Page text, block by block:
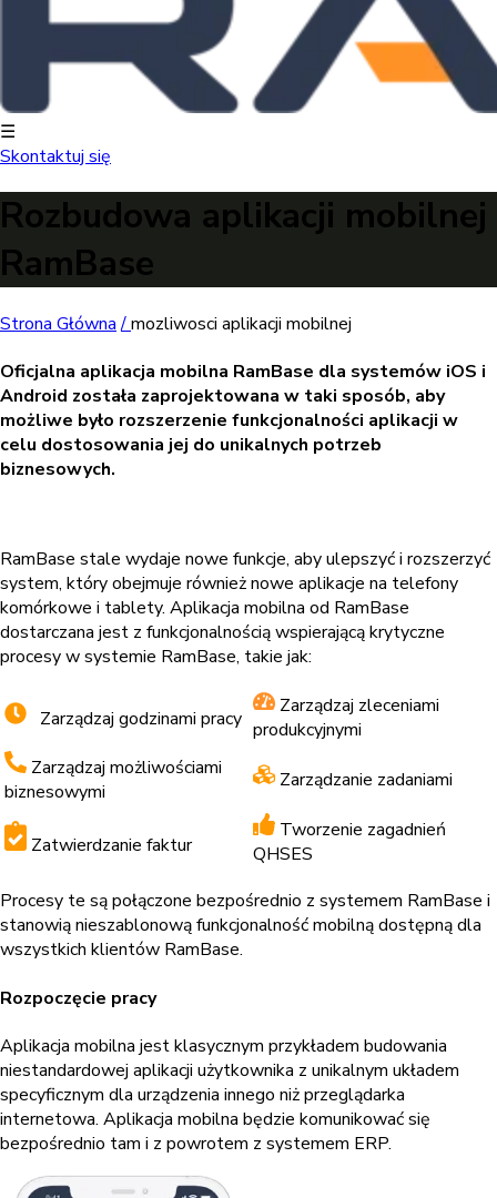
☰
Skontaktuj się
Rozbudowa aplikacji mobilnej
RamBase
Strona Główna /mozliwosci aplikacji mobilnej
Oficjalna aplikacja mobilna RamBase dla systemów iOS i
Android została zaprojektowana w taki sposób, aby
możliwe było rozszerzenie funkcjonalności aplikacji w
celu dostosowania jej do unikalnych potrzeb
biznesowych.
RamBase stale wydaje nowe funkcje, aby ulepszyć i rozszerzyć
system, który obejmuje również nowe aplikacje na telefony
komórkowe i tablety. Aplikacja mobilna od RamBase
dostarczana jest z funkcjonalnością wspierającą krytyczne
procesy w systemie RamBase, takie jak:
Zarządzaj godzinami pracy
Zarządzaj zleceniami
produkcyjnymi
Zarządzaj możliwościami
biznesowymi
Zarządzanie zadaniami
Zatwierdzanie faktur
Tworzenie zagadnień
QHSES
Procesy te są połączone bezpośrednio z systemem RamBase i
stanowią nieszablonową funkcjonalność mobilną dostępną dla
wszystkich klientów RamBase.
Rozpoczęcie pracy
Aplikacja mobilna jest klasycznym przykładem budowania
niestandardowej aplikacji użytkownika z unikalnym układem
specyficznym dla urządzenia innego niż przeglądarka
internetowa. Aplikacja mobilna będzie komunikować się
bezpośrednio tam i z powrotem z systemem ERP.